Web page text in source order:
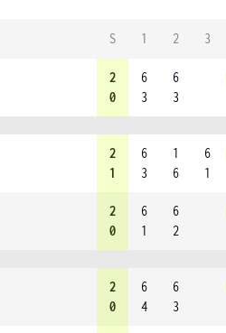
S 1 2 3
2
0
6
3
6
3
2
1
6
3
1
6
6
1
2
0
6
1
6
2
2
0
6
4
6
3